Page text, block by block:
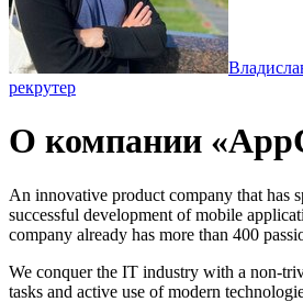
рекрутер
О компании
An innovative product company that has
successful development of mobile
company already has more than 400
We conquer the IT industry with a non-
tasks and active use of modern